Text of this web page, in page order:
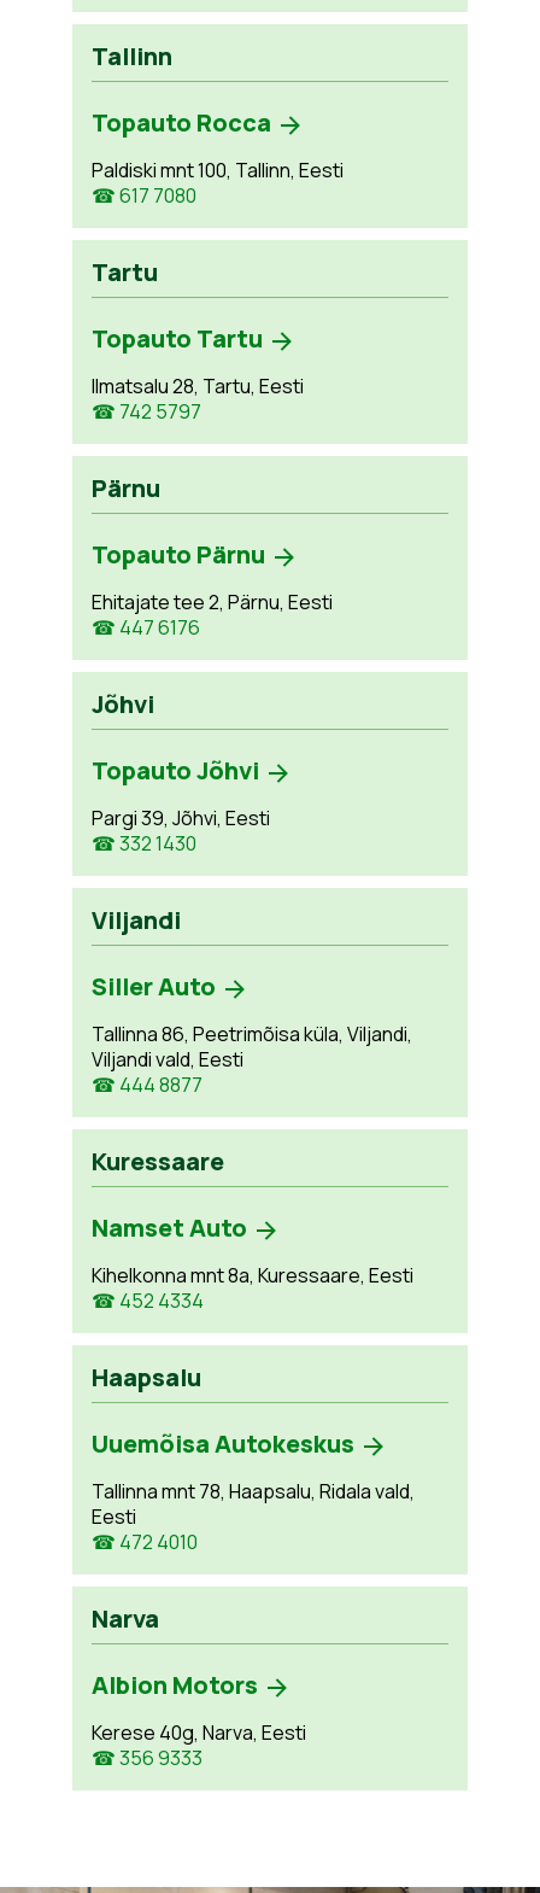
Tallinn
Topauto Rocca
Paldiski mnt 100, Tallinn, Eesti
☎ 617 7080
Tartu
Topauto Tartu
Ilmatsalu 28, Tartu, Eesti
☎ 742 5797
Pärnu
Topauto Pärnu
Ehitajate tee 2, Pärnu, Eesti
☎ 447 6176
Jõhvi
Topauto Jõhvi
Pargi 39, Jõhvi, Eesti
☎ 332 1430
Viljandi
Siller Auto
Tallinna 86, Peetrimõisa küla, Viljandi,
Viljandi vald, Eesti
☎ 444 8877
Kuressaare
Namset Auto
Kihelkonna mnt 8a, Kuressaare, Eesti
☎ 452 4334
Haapsalu
Uuemõisa Autokeskus
Tallinna mnt 78, Haapsalu, Ridala vald,
Eesti
☎ 472 4010
Narva
Albion Motors
Kerese 40g, Narva, Eesti
☎ 356 9333